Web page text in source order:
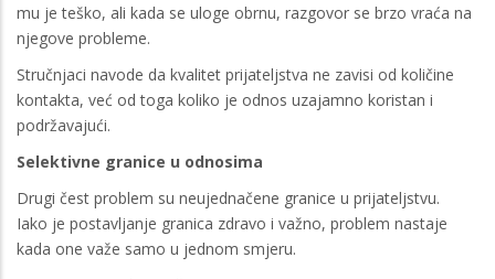
mu je teško, ali kada se uloge obrnu, razgovor se brzo vraća na
njegove probleme.
Stručnjaci navode da kvalitet prijateljstva ne zavisi od količine
kontakta, već od toga koliko je odnos uzajamno koristan i
podržavajući.
Selektivne granice u odnosima
Drugi čest problem su neujednačene granice u prijateljstvu.
Iako je postavljanje granica zdravo i važno, problem nastaje
kada one važe samo u jednom smjeru.